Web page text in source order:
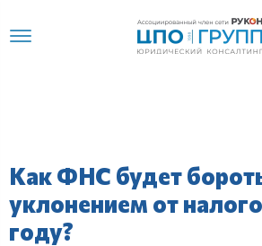
Как ФНС будет
уклонением от
году?